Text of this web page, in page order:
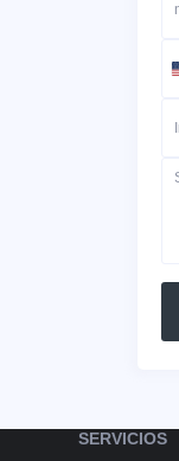
SERVICIOS